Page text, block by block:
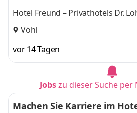
Hotel Freund – Privathotels Dr.
Vöhl
vor 14 Tagen
Jobszu dieser Suche per
Machen Sie Karriere im